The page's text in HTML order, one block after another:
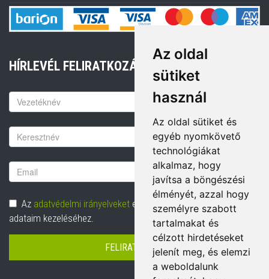
Az oldal
sütiket
használ
Az oldal sütiket és
egyéb nyomkövető
technológiákat
alkalmaz, hogy
javítsa a böngészési
élményét, azzal hogy
személyre szabott
tartalmakat és
célzott hirdetéseket
jelenít meg, és elemzi
a weboldalunk
HÍRLEVÉL FELIRATKOZÁS
Keresztnév
Vezetéknév
Email
cím
Adatvédelem
Az adatvédelmi irányelveket elolvastam és hozzájárulok
adataim kezeléséhez.
FELIRATKOZÁS